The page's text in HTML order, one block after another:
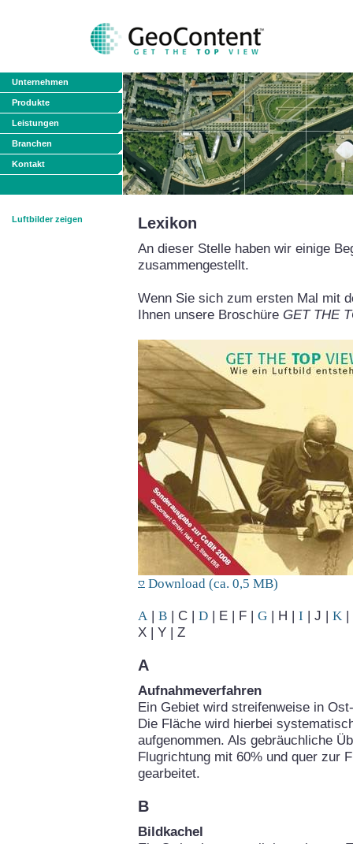
Unternehmen
Produkte
Leistungen
Branchen
Kontakt
Luftbilder zeigen Lexikon
An dieser Stelle haben wir einige
zusammengestellt.
Wenn Sie sich zum ersten Mal mit
Ihnen unsere Broschüre GET THE
Download (ca. 0,5 MB)
A | B | C | D | E | F | G | H | I | J | K |
X | Y | Z
A
Aufnahmeverfahren
Ein Gebiet wird streifenweise in
Die Fläche wird hierbei
aufgenommen. Als gebräuchliche
Flugrichtung mit 60% und quer zur
gearbeitet.
B
Bildkachel